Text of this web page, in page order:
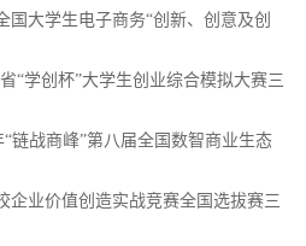
国大学生电子商务“创新、创意及创
“学创杯”大学生创业综合模拟大赛三
“链战商峰”第八届全国数智商业生态
企业价值创造实战竞赛全国选拔赛三